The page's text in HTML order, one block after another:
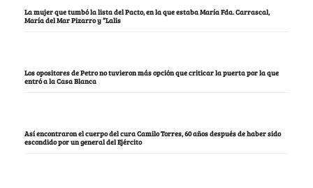
La mujer que tumbó la lista del Pacto, en la que estaba María Fda. Carrascal,
María del Mar Pizarro y “Lalis
Los opositores de Petro no tuvieron más opción que criticar la puerta por la que
entró a la Casa Blanca
Así encontraron el cuerpo del cura Camilo Torres, 60 años después de haber sido
escondido por un general del Ejército